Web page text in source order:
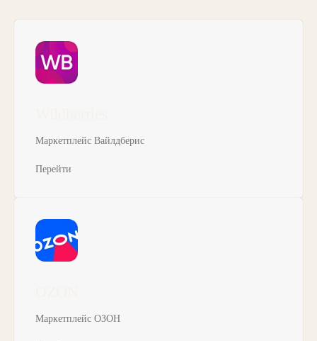
Маркетплейс Вайлдберис
Перейти
Маркетплейс ОЗОН